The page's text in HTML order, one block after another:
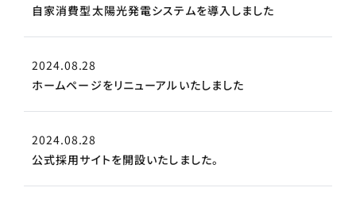
自家消費型太陽光発電システムを導入しました
2024.08.28
ホームページをリニューアルいたしました
2024.08.28
公式採用サイトを開設いたしました。